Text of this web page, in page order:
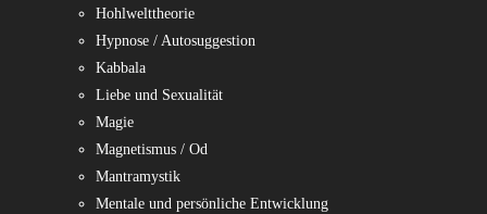
Hohlwelttheorie
Hypnose / Autosuggestion
Kabbala
Liebe und Sexualität
Magie
Magnetismus / Od
Mantramystik
Mentale und persönliche Entwicklung